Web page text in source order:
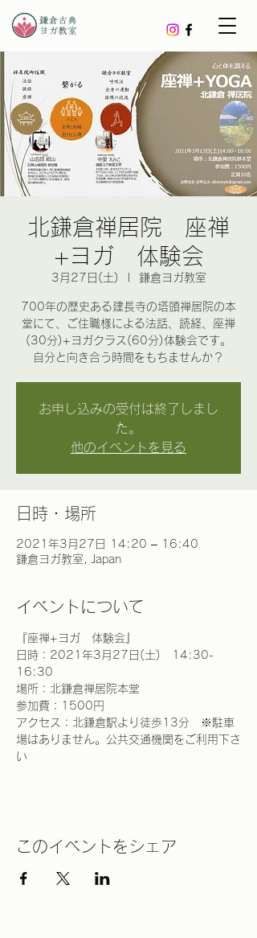
北鎌倉禅居院 座禅
+ヨガ 体験会
3月27日(土) 鎌倉ヨガ教室
700年の歴史ある建長寺の塔頭禅居院の本
堂にて、ご住職様による法話、読経、座禅
(30分)+ヨガクラス(60分)体験会です。
自分と向き合う時間をもちませんか？
お申し込みの受付は終了しまし
た。
他のイベントを見る
日時・場所
2021年3月27日 14:20 – 16:40
鎌倉ヨガ教室, Japan
イベントについて
『座禅+ヨガ　体験会』
日時：2021年3月27日(土)　14:30-
16:30
場所：北鎌倉禅居院本堂
参加費：1500円
アクセス：北鎌倉駅より徒歩13分　※駐車
場はありません。公共交通機関をご利用下さ
い
このイベントをシェア